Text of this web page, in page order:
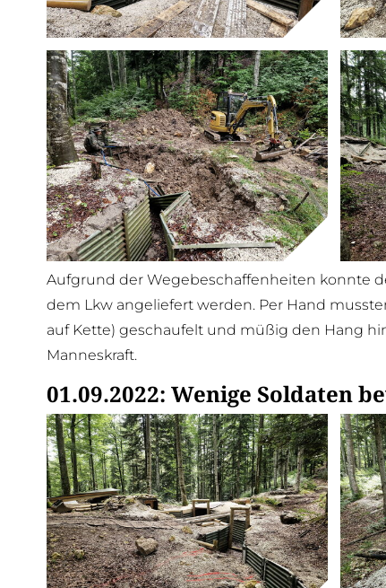
Aufgrund der Wegebeschaffenheiten konnte
dem Lkw angeliefert werden. Per Hand
auf Kette) geschaufelt und müßig den Hang
Manneskraft.
01.09.2022: Wenige Soldaten